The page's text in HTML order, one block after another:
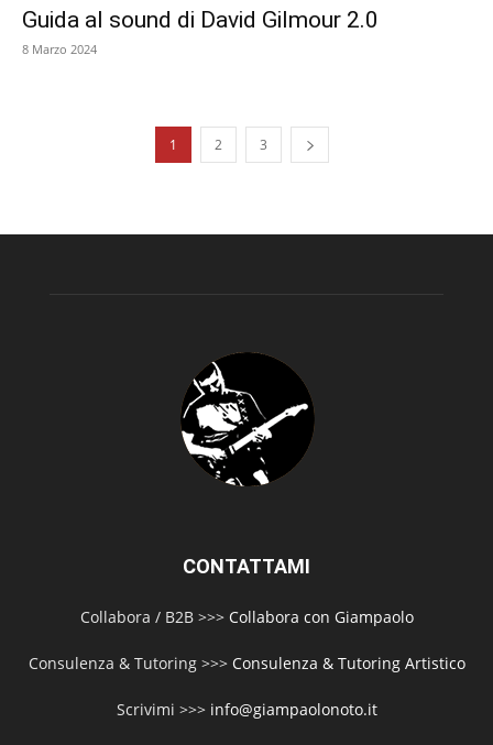
Guida al sound di David Gilmour 2.0
8 Marzo 2024
1 2 3
CONTATTAMI
Collabora / B2B >>> Collabora con Giampaolo
Consulenza & Tutoring >>> Consulenza & Tutoring Artistico
Scrivimi >>> info@giampaolonoto.it